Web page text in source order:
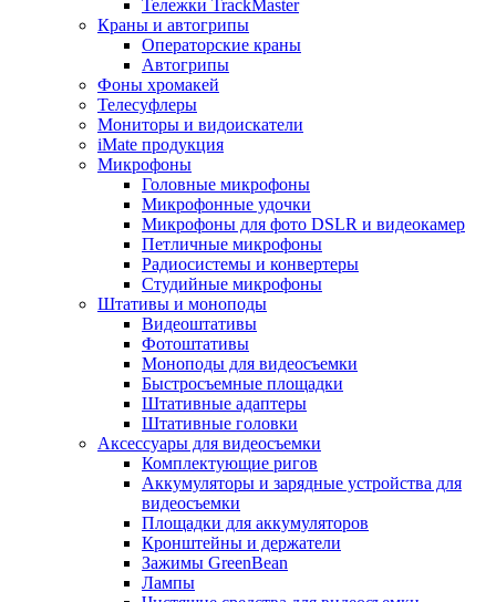
Тележки TrackMaster
Краны и автогрипы
Операторские краны
Автогрипы
Фоны хромакей
Телесуфлеры
Мониторы и видоискатели
iMate продукция
Микрофоны
Головные микрофоны
Микрофонные удочки
Микрофоны для фото DSLR и видеокамер
Петличные микрофоны
Радиосистемы и конвертеры
Студийные микрофоны
Штативы и моноподы
Видеоштативы
Фотоштативы
Моноподы для видеосъемки
Быстросъемные площадки
Штативные адаптеры
Штативные головки
Аксессуары для видеосъемки
Комплектующие ригов
Аккумуляторы и зарядные устройства для
видеосъемки
Площадки для аккумуляторов
Кронштейны и держатели
Зажимы GreenBean
Лампы